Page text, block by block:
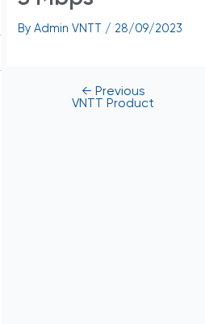
ByAdmin VNTT / 28/09/2023
← Previous
VNTT Product